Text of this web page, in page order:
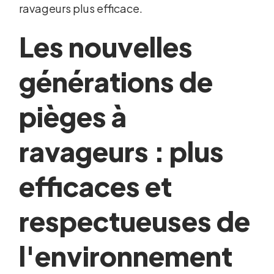
ravageurs plus efficace.
Les nouvelles
générations de
pièges à
ravageurs : plus
efficaces et
respectueuses de
l'environnement